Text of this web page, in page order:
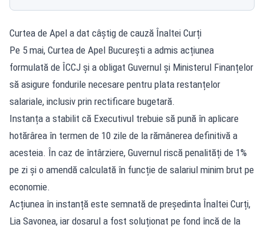
Curtea de Apel a dat câștig de cauză Înaltei Curți
Pe 5 mai, Curtea de Apel București a admis acțiunea
formulată de ÎCCJ și a obligat Guvernul și Ministerul Finanțelor
să asigure fondurile necesare pentru plata restanțelor
salariale, inclusiv prin rectificare bugetară.
Instanța a stabilit că Executivul trebuie să pună în aplicare
hotărârea în termen de 10 zile de la rămânerea definitivă a
acesteia. În caz de întârziere, Guvernul riscă penalități de 1%
pe zi și o amendă calculată în funcție de salariul minim brut pe
economie.
Acțiunea în instanță este semnată de președinta Înaltei Curți,
Lia Savonea, iar dosarul a fost soluționat pe fond încă de la